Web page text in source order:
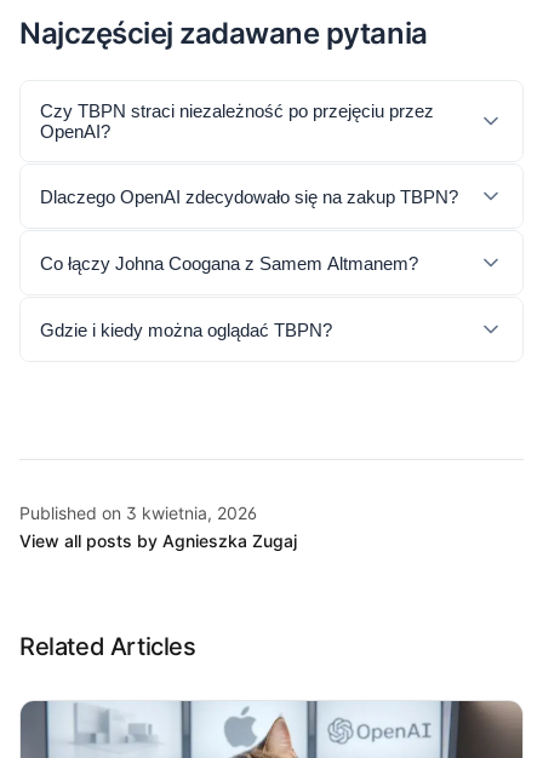
Najczęściej zadawane pytania
Czy TBPN straci niezależność po przejęciu przez
OpenAI?
Dlaczego OpenAI zdecydowało się na zakup TBPN?
Co łączy Johna Coogana z Samem Altmanem?
Gdzie i kiedy można oglądać TBPN?
Published on 3 kwietnia, 2026
View all posts by Agnieszka Zugaj
Related Articles